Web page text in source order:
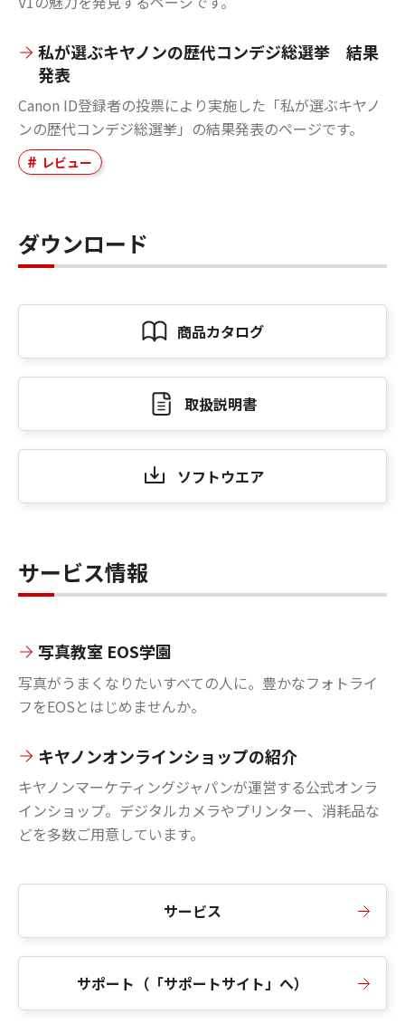
私が選ぶキヤノンの歴代コンデジ総選挙 結果
発表
Canon ID登録者の投票により実施した「私が選ぶキヤノ
ンの歴代コンデジ総選挙」の結果発表のページです。
レビュー
ダウンロード
商品カタログ
取扱説明書
ソフトウエア
サービス情報
写真教室 EOS学園
写真がうまくなりたいすべての人に。豊かなフォトライ
フをEOSとはじめませんか。
キヤノンオンラインショップの紹介
キヤノンマーケティングジャパンが運営する公式オンラ
インショップ。デジタルカメラやプリンター、消耗品な
どを多数ご用意しています。
サービス
サポート（「サポートサイト」へ）